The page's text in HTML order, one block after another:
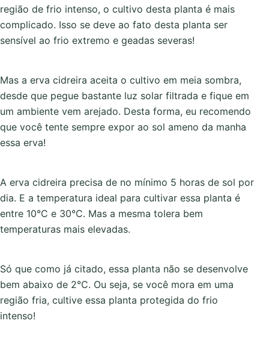
região de frio intenso, o cultivo desta planta é mais
complicado. Isso se deve ao fato desta planta ser
sensível ao frio extremo e geadas severas!
Mas a erva cidreira aceita o cultivo em meia sombra,
desde que pegue bastante luz solar filtrada e fique em
um ambiente vem arejado. Desta forma, eu recomendo
que você tente sempre expor ao sol ameno da manha
essa erva!
A erva cidreira precisa de no mínimo 5 horas de sol por
dia. E a temperatura ideal para cultivar essa planta é
entre 10°C e 30°C. Mas a mesma tolera bem
temperaturas mais elevadas.
Só que como já citado, essa planta não se desenvolve
bem abaixo de 2°C. Ou seja, se você mora em uma
região fria, cultive essa planta protegida do frio
intenso!